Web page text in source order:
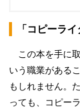
「コピーラ
この本を手に
いう職業がある
もしれません。
っても、コピー